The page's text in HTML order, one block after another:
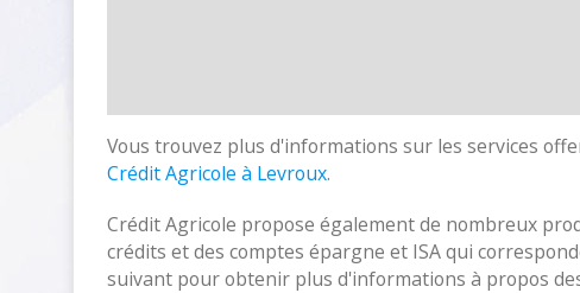
Vous trouvez plus d'informations sur les services
Crédit Agricole à Levroux.
Crédit Agricole propose également de nombreux
crédits et des comptes épargne et ISA qui
suivant pour obtenir plus d'informations à propos